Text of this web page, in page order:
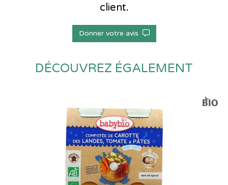
client.
Donner votre avis
DÉCOUVREZ ÉGALEMENT